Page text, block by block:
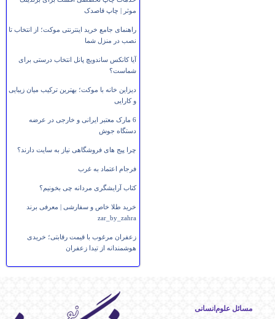
موثر | چاپ قاصدک
راهنمای جامع خرید اینترنتی موکت؛ از انتخاب تا
نصب در منزل شما
آیا کانکس ساندویچ پانل انتخاب درستی برای
شماست؟
دیزاین خانه با موکت؛ بهترین ترکیب میان زیبایی
و کارایی
6 مارک معتبر ایرانی و خارجی در عرضه
دستگاه جوش
چرا پیج های فروشگاهی نیاز به سایت دارند؟
فرجام اعتماد به غرب
کتاب آرایشگری مردانه چی بخونیم؟
خرید طلا خاص و سفارشی | معرفی برند
zar_by_zahra
زعفران مرغوب با قیمت رقابتی؛ خریدی
هوشمندانه از تیدا زعفران
مسائل علوم‌انسانی